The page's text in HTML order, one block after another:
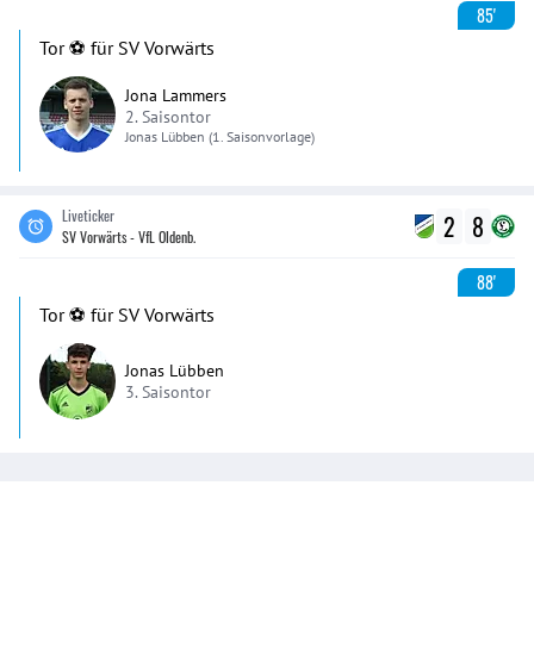
85'
Tor ⚽️ für SV Vorwärts
Jona Lammers
2. Saisontor
Jonas Lübben (1. Saisonvorlage)
Liveticker
SV Vorwärts - VfL Oldenb.
2 8
88'
Tor ⚽️ für SV Vorwärts
Jonas Lübben
3. Saisontor